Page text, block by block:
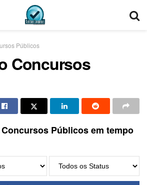
Públicos
Concursos
Públicos em tempo